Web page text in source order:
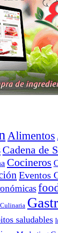
Alimentos
Cadena de
Cocineros
Eventos
saludables